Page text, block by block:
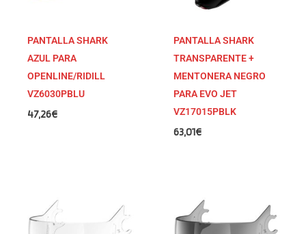
PANTALLA SHARK
AZUL PARA
OPENLINE/RIDILL
VZ6030PBLU
47,26€
PANTALLA SHARK
TRANSPARENTE +
MENTONERA NEGRO
PARA EVO JET
VZ17015PBLK
63,01€